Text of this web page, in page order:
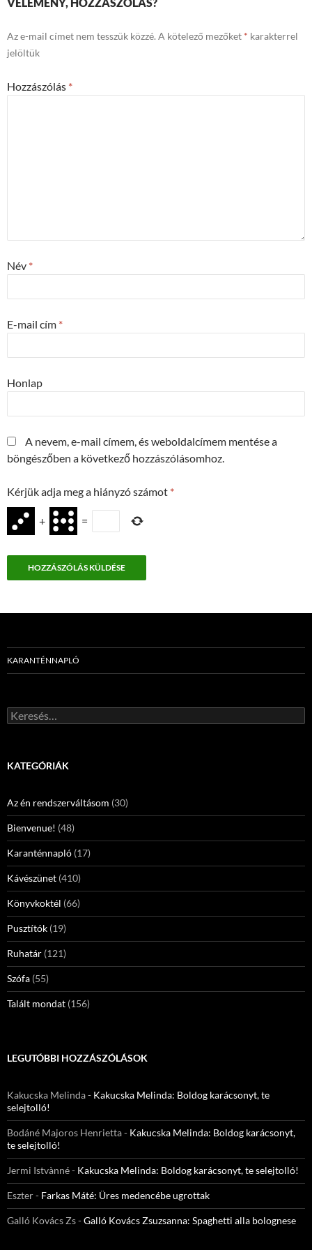
Az e-mail címet nem tesszük közzé. A kötelező mezőket * karakterrel
jelöltük
Hozzászólás *
Név *
E-mail cím *
Honlap
A nevem, e-mail címem, és weboldalcímem mentése a
böngészőben a következő hozzászólásomhoz.
Kérjük adja meg a hiányzó számot *
+ =
KARANTÉNNAPLÓ
Keresés:
KATEGÓRIÁK
Az én rendszerváltásom (30)
Bienvenue! (48)
Karanténnapló (17)
Kávészünet (410)
Könyvkoktél (66)
Pusztítók (19)
Ruhatár (121)
Szófa (55)
Talált mondat (156)
LEGUTÓBBI HOZZÁSZÓLÁSOK
Kakucska Melinda- Kakucska Melinda: Boldog karácsonyt, te
selejtolló!
Bodáné Majoros Henrietta- Kakucska Melinda: Boldog karácsonyt,
te selejtolló!
Jermi Istvànné- Kakucska Melinda: Boldog karácsonyt, te selejtolló!
Eszter- Farkas Máté: Üres medencébe ugrottak
Galló Kovács Zs-Galló Kovács Zsuzsanna: Spaghetti alla bolognese